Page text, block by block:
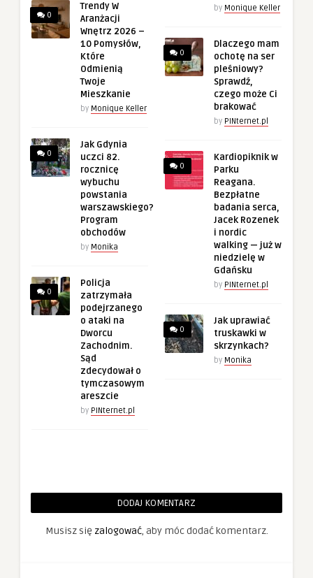
0
Trendy W
Aranżacji
Wnętrz 2026 –
10 Pomysłów,
Które
Odmienią
Twoje
Mieszkanie
by Monique Keller
0
Jak Gdynia
uczci 82.
rocznicę
wybuchu
powstania
warszawskiego?
Program
obchodów
by Monika
0
Policja
zatrzymała
podejrzanego
o ataki na
Dworcu
Zachodnim.
Sąd
zdecydował o
tymczasowym
areszcie
by PINternet.pl
by Monique Keller
0
Dlaczego mam
ochotę na ser
pleśniowy?
Sprawdź,
czego może Ci
brakować
by PINternet.pl
0
Kardiopiknik w
Parku
Reagana.
Bezpłatne
badania serca,
Jacek Rozenek
i nordic
walking — już w
niedzielę w
Gdańsku
by PINternet.pl
0
Jak uprawiać
truskawki w
skrzynkach?
by Monika
DODAJ KOMENTARZ
Musisz się zalogować, aby móc dodać komentarz.